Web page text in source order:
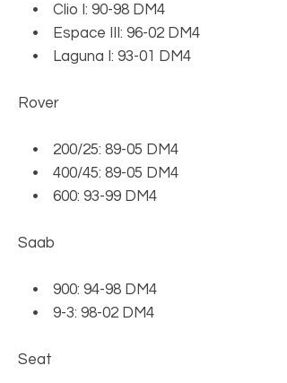
• Clio I: 90-98 DM4
• Espace III: 96-02 DM4
• Laguna I: 93-01 DM4
Rover
• 200/25: 89-05 DM4
• 400/45: 89-05 DM4
• 600: 93-99 DM4
Saab
• 900: 94-98 DM4
• 9-3: 98-02 DM4
Seat